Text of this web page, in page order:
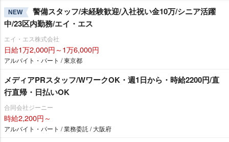
NEW
警備スタッフ/未経験歓迎/入社祝い金10万/シニア活躍
中/23区内勤務/エイ・エス
エイ・エス株式会社
日給1万2,000円～1万6,000円
アルバイト・パート / 東京都
メディアPRスタッフ/WワークOK・週1日から・時給2200円/直
行直帰・日払いOK
合同会社ジーニー
時給2,200円～
アルバイト・パート / 業務委託 / 大阪府